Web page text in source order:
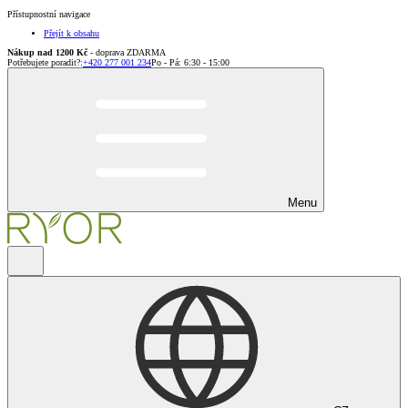
Přístupnostní navigace
Přejít k obsahu
Nákup nad 1200 Kč - doprava ZDARMA
Potřebujete poradit?:+420 277 001 234Po - Pá: 6:30 - 15:00
Menu